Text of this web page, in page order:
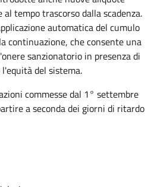
tempo trascorso dalla scadenza.
automatica del cumulo
continuazione, che consente una
sanzionatorio in presenza di
del sistema.
commesse dal 1° settembre
a seconda dei giorni di ritardo